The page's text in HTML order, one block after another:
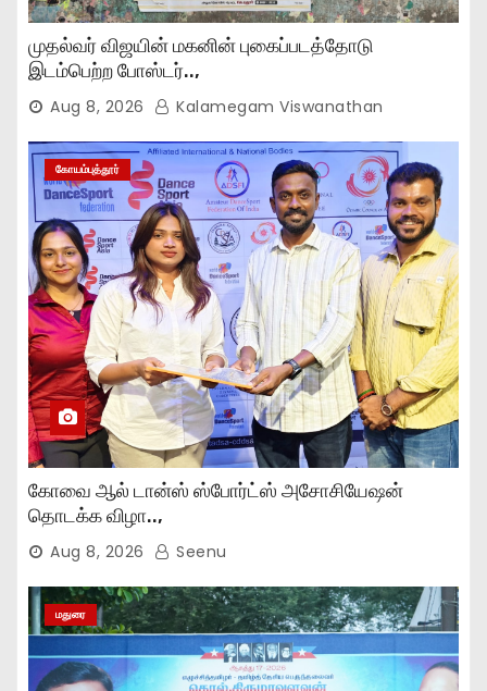
முதல்வர் விஜயின் மகனின் புகைப்படத்தோடு
இடம்பெற்ற போஸ்டர்..,
Aug 8, 2026 Kalamegam Viswanathan
கோயம்புத்தூர்
கோவை ஆல் டான்ஸ் ஸ்போர்ட்ஸ் அசோசியேஷன்
தொடக்க விழா..,
Aug 8, 2026 Seenu
மதுரை